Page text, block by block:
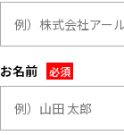
LOCATION
SIZE&PRICE
広さと利用料金で
ALL FILTER
ALL
す
スタジオ一覧
お名前